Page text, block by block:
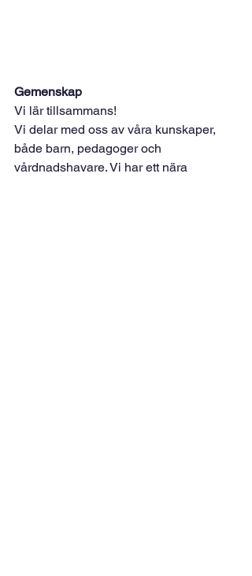
Gemenskap
Vi lär tillsammans!
Vi delar med oss av våra kunskaper,
både barn, pedagoger och
vårdnadshavare. Vi har ett nära